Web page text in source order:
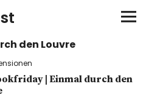
den Louvre
| Einmal durch den